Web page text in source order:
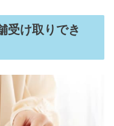
受け取りでき